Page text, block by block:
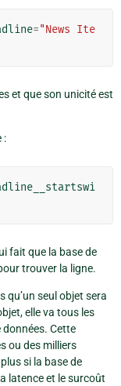
="News Ite
et que son unicité est
:
fait que la base de
trouver la ligne.
qu’un seul objet sera
elle va tous les
Cette
ou des milliers
si la base de
latence et le surcoût